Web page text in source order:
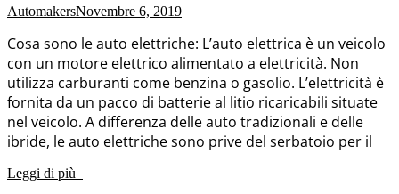
AutomakersNovembre 6, 2019
Cosa sono le auto elettriche: L’auto elettrica è un veicolo
con un motore elettrico alimentato a elettricità. Non
utilizza carburanti come benzina o gasolio. L’elettricità è
fornita da un pacco di batterie al litio ricaricabili situate
nel veicolo. A differenza delle auto tradizionali e delle
ibride, le auto elettriche sono prive del serbatoio per il
Leggi di più